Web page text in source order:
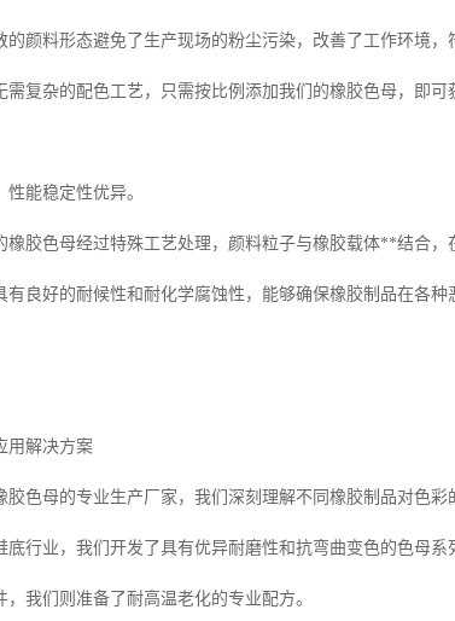
的颜料形态避免了生产现场的粉尘污染，改善了工作环境，
需复杂的配色工艺，只需按比例添加我们的橡胶色母，即可
性能稳定性优异。
橡胶色母经过特殊工艺处理，颜料粒子与橡胶载体**结合，
有良好的耐候性和耐化学腐蚀性，能够确保橡胶制品在各
用解决方案
胶色母的专业生产厂家，我们深刻理解不同橡胶制品对色彩
底行业，我们开发了具有优异耐磨性和抗弯曲变色的色母
，我们则准备了耐高温老化的专业配方。